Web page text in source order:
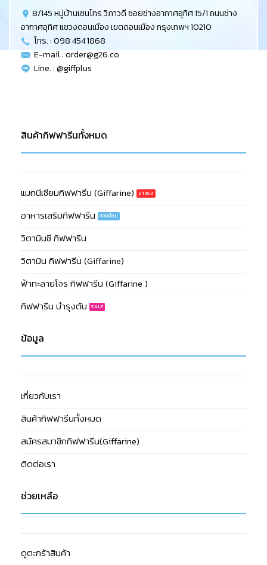
8/145 หมู่บ้านเซนโทร วิภาวดี ซอยช่างอากาศอุทิศ 15/1 ถนนช่าง
อากาศอุทิศ แขวงดอนเมือง เขตดอนเมือง กรุงเทพฯ 10210
โทร. : 098 454 1868
E-mail :order@g26.co
Line. : @giffplus
สินค้ากิฟฟารีนทั้งหมด
แมกนีเซียมกิฟฟารีน (Giffarine)
อาหารเสริมกิฟฟารีน
วิตามินซี กิฟฟารีน
วิตามิน กิฟฟารีน (Giffarine)
ฟ้าทะลายโจร กิฟฟารีน (Giffarine )
กิฟฟารีน บำรุงตับ
ข้อมูล
เกี่ยวกับเรา
สินค้ากิฟฟารีนทั้งหมด
สมัครสมาชิกกิฟฟารีน(Giffarine)
ติดต่อเรา
ช่วยเหลือ
ดูตะกร้าสินค้า